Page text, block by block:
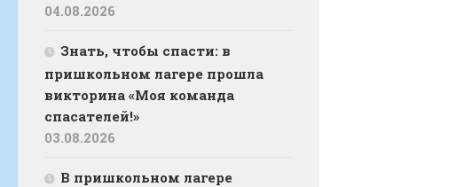
04.08.2026
Знать, чтобы спасти: в
пришкольном лагере прошла
викторина «Моя команда
спасателей!»
03.08.2026
В пришкольном лагере